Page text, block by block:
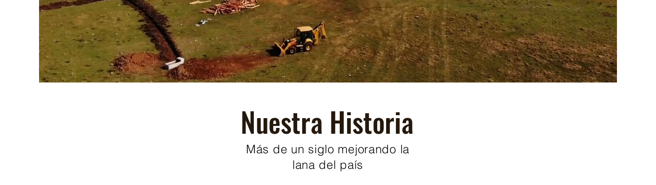
Nuestra Historia
Más de un siglo mejorando la
lana del país